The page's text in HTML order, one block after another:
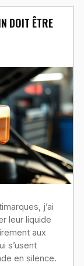
DOIT ÊTRE
j’ai
leur liquide
aux
s’usent
en silence.